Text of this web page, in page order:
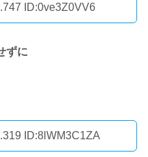
ID:0ve3Z0VV6
ずに
ID:8lWM3C1ZA